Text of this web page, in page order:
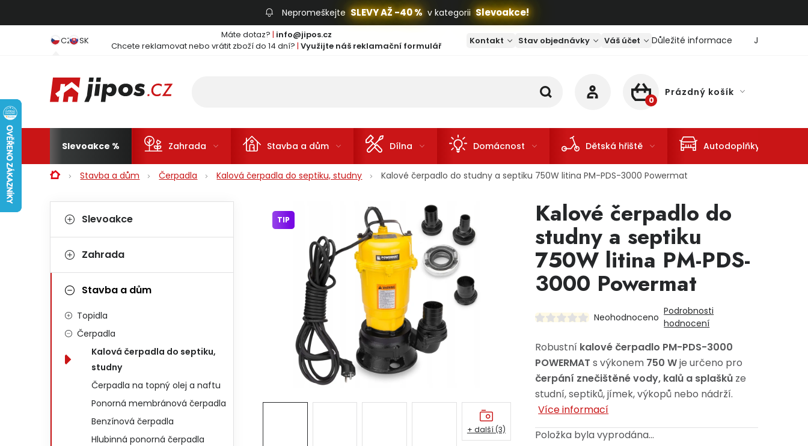
Nepromeškejte SLEVY AŽ -40 % v kategorii Slevoakce!
CZ SK Máte dotaz? | info@jipos.cz
Chcete reklamovat nebo vrátit zboží do 14 dní? | Využijte náš reklamační formulář Kontakt Stav objednávky Váš účet Důležité informace Jaký je
NÁKUPNÍ KOŠÍK
Prázdný košík
Slevoakce Zahrada Stavba a dům Dílna Domácnost Dětská hřiště Autodoplňky
DomůStavba a dům Čerpadla Kalová čerpadla do septiku, studny Kalové čerpadlo do studny a septiku 750W litina PM-PDS-3000 Powermat
Postranní panel
Kategorie
Slevoakce
Zahrada
Stavba a dům
Topidla
Čerpadla
Kalová čerpadla do septiku,
studny
Čerpadla na topný olej a naftu
Ponorná membránová čerpadla
Benzínová čerpadla
Hlubinná ponorná čerpadla
Kalové čerpadlo do
studny a septiku
750W litina PM-PDS-
3000 Powermat
Neohodnoceno
Podrobnosti
hodnocení
Robustní kalové čerpadlo PM-PDS-3000
POWERMAT s výkonem 750 Wje určeno pro
čerpání znečištěné vody, kalů a splašků ze
studní, septiků, jímek, výkopů nebo nádrží.
Více informací
Položka byla vyprodána…
TIP
+ další (3)